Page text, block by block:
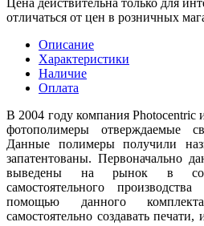
отличаться от цен в розничных
Описание
Характеристики
Наличие
Оплата
В 2004 году компания Photocentric
фотополимеры отверждаемые
Данные полимеры получили
запатентованы. Первоначально
выведены на рынок в
самостоятельного
помощью данного
самостоятельно создавать